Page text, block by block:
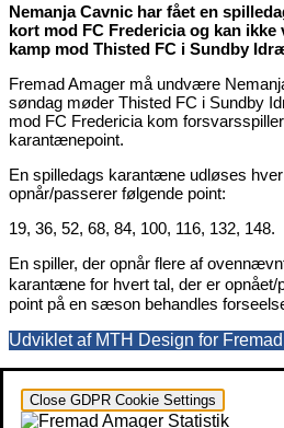
Nemanja Cavnic har fået en
kort mod FC Fredericia og kan
kamp mod Thisted FC i Sundby
Fremad Amager må undvære
søndag møder Thisted FC i Sundby
mod FC Fredericia kom
karantænepoint.
En spilledags karantæne udløses
opnår/passerer følgende point:
19, 36, 52, 68, 84, 100, 116, 132, 148.
En spiller, der opnår flere af
karantæne for hvert tal, der er
point på en sæson behandles
Udviklet af MTH Design for
Close GDPR Cookie Settings